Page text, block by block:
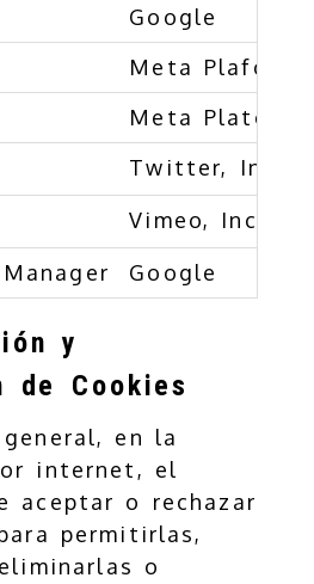
Google
Meta
Meta
Twitter, Inc.
Vimeo, Inc.
Google
y
de Cookies
en la
internet, el
aceptar o rechazar
permitirlas,
o